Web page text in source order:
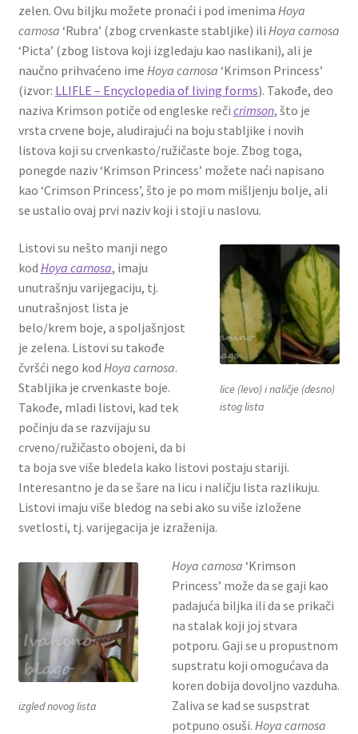
zelen. Ovu biljku možete pronaći i pod imenima Hoya
carnosa ‘Rubra’ (zbog crvenkaste stabljike) ili Hoya carnosa
‘Picta’ (zbog listova koji izgledaju kao naslikani), ali je
naučno prihvaćeno ime Hoya carnosa ‘Krimson Princess’
(izvor: LLIFLE – Encyclopedia of living forms). Takođe, deo
naziva Krimson potiče od engleske reči crimson, što je
vrsta crvene boje, aludirajući na boju stabljike i novih
listova koji su crvenkasto/ružičaste boje. Zbog toga,
ponegde naziv ‘Krimson Princess’ možete naći napisano
kao ‘Crimson Princess’, što je po mom mišljenju bolje, ali
se ustalio ovaj prvi naziv koji i stoji u naslovu.
lice (levo) i naličje (desno)
istog lista
Listovi su nešto manji nego
kod Hoya carnosa, imaju
unutrašnju varijegaciju, tj.
unutrašnjost lista je
belo/krem boje, a spoljašnjost
je zelena. Listovi su takođe
čvršći nego kod Hoya carnosa.
Stabljika je crvenkaste boje.
Takođe, mladi listovi, kad tek
počinju da se razvijaju su
crveno/ružičasto obojeni, da bi
ta boja sve više bledela kako listovi postaju stariji.
Interesantno je da se šare na licu i naličju lista razlikuju.
Listovi imaju više bledog na sebi ako su više izložene
svetlosti, tj. varijegacija je izraženija.
izgled novog lista
Hoya carnosa ‘Krimson
Princess’ može da se gaji kao
padajuća biljka ili da se prikači
na stalak koji joj stvara
potporu. Gaji se u propustnom
supstratu koji omogućava da
koren dobija dovoljno vazduha.
Zaliva se kad se suspstrat
potpuno osuši. Hoya carnosa